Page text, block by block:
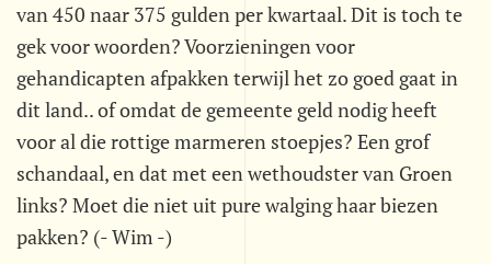
van 450 naar 375 gulden per kwartaal. Dit is toch te
gek voor woorden? Voorzieningen voor
gehandicapten afpakken terwijl het zo goed gaat in
dit land.. of omdat de gemeente geld nodig heeft
voor al die rottige marmeren stoepjes? Een grof
schandaal, en dat met een wethoudster van Groen
links? Moet die niet uit pure walging haar biezen
pakken? (- Wim -)